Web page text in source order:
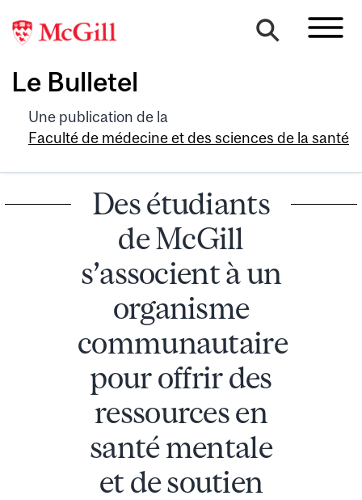
Le Bulletel
Une publication de la
Faculté de médecine et des sciences de la santé
Des étudiants
de McGill
s’associent à un
organisme
communautaire
pour offrir des
ressources en
santé mentale
et de soutien